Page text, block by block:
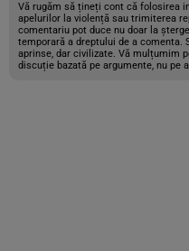
Vă rugăm să țineți cont că folosirea
apelurilor la violență sau trimiterea
comentariu pot duce nu doar la
temporară a dreptului de a comenta.
aprinse, dar civilizate. Vă mulțumim
discuție bazată pe argumente, nu pe